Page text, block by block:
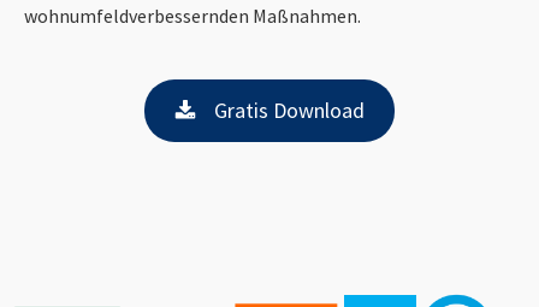
wohnumfeldverbessernden Maßnahmen.
Gratis Download